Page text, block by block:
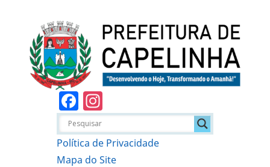
Facebook
Política de Privacidade
Mapa do Site